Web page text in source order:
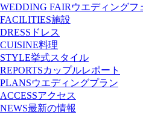
WEDDING FAIR ウエディングフ
FACILITIES施設
DRESS ドレス
CUISINE料理
STYLE挙式スタイル
REPORTSカップルレポート
PLANSウエディングプラン
ACCESSアクセス
NEWS最新の情報